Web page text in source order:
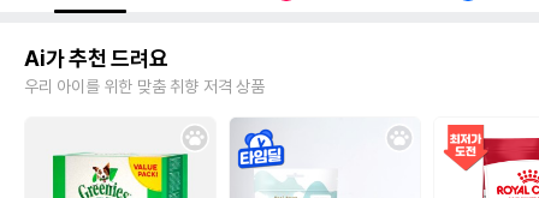
Ai가 추천 드려요
우리 아이를 위한 맞춤 취향 저격 상품